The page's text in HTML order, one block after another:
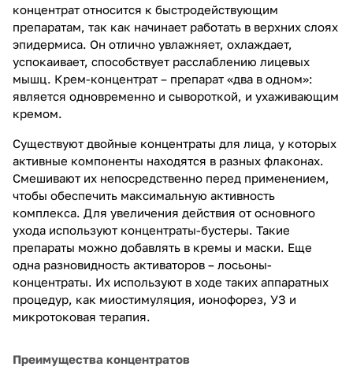
концентрат относится к быстродействующим
препаратам, так как начинает работать в верхних слоях
эпидермиса. Он отлично увлажняет, охлаждает,
успокаивает, способствует расслаблению лицевых
мышц. Крем-концентрат – препарат «два в одном»:
является одновременно и сывороткой, и ухаживающим
кремом.
Существуют двойные концентраты для лица, у которых
активные компоненты находятся в разных флаконах.
Смешивают их непосредственно перед применением,
чтобы обеспечить максимальную активность
комплекса. Для увеличения действия от основного
ухода используют концентраты-бустеры. Такие
препараты можно добавлять в кремы и маски. Еще
одна разновидность активаторов – лосьоны-
концентраты. Их используют в ходе таких аппаратных
процедур, как миостимуляция, ионофорез, УЗ и
микротоковая терапия.
Преимущества концентратов